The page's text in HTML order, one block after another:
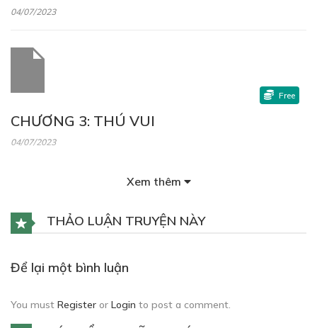
04/07/2023
CHƯƠNG 3: THÚ VUI
04/07/2023
Free
04/07/2023
Xem thêm
THẢO LUẬN TRUYỆN NÀY
Để lại một bình luận
You must Register or Login to post a comment.